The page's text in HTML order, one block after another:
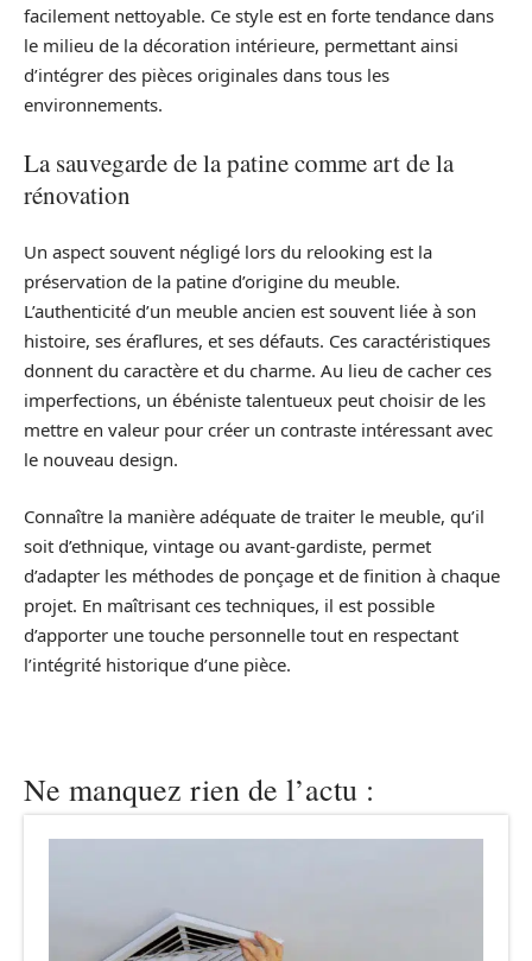
facilement nettoyable. Ce style est en forte tendance dans
le milieu de la décoration intérieure, permettant ainsi
d’intégrer des pièces originales dans tous les
environnements.
La sauvegarde de la patine comme art de la
rénovation
Un aspect souvent négligé lors du relooking est la
préservation de la patine d’origine du meuble.
L’authenticité d’un meuble ancien est souvent liée à son
histoire, ses éraflures, et ses défauts. Ces caractéristiques
donnent du caractère et du charme. Au lieu de cacher ces
imperfections, un ébéniste talentueux peut choisir de les
mettre en valeur pour créer un contraste intéressant avec
le nouveau design.
Connaître la manière adéquate de traiter le meuble, qu’il
soit d’ethnique, vintage ou avant-gardiste, permet
d’adapter les méthodes de ponçage et de finition à chaque
projet. En maîtrisant ces techniques, il est possible
d’apporter une touche personnelle tout en respectant
l’intégrité historique d’une pièce.
Ne manquez rien de l’actu :